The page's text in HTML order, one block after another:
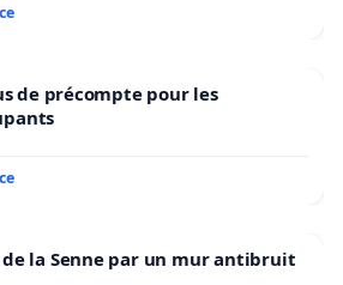
de précompte pour les
la Senne par un mur antibruit